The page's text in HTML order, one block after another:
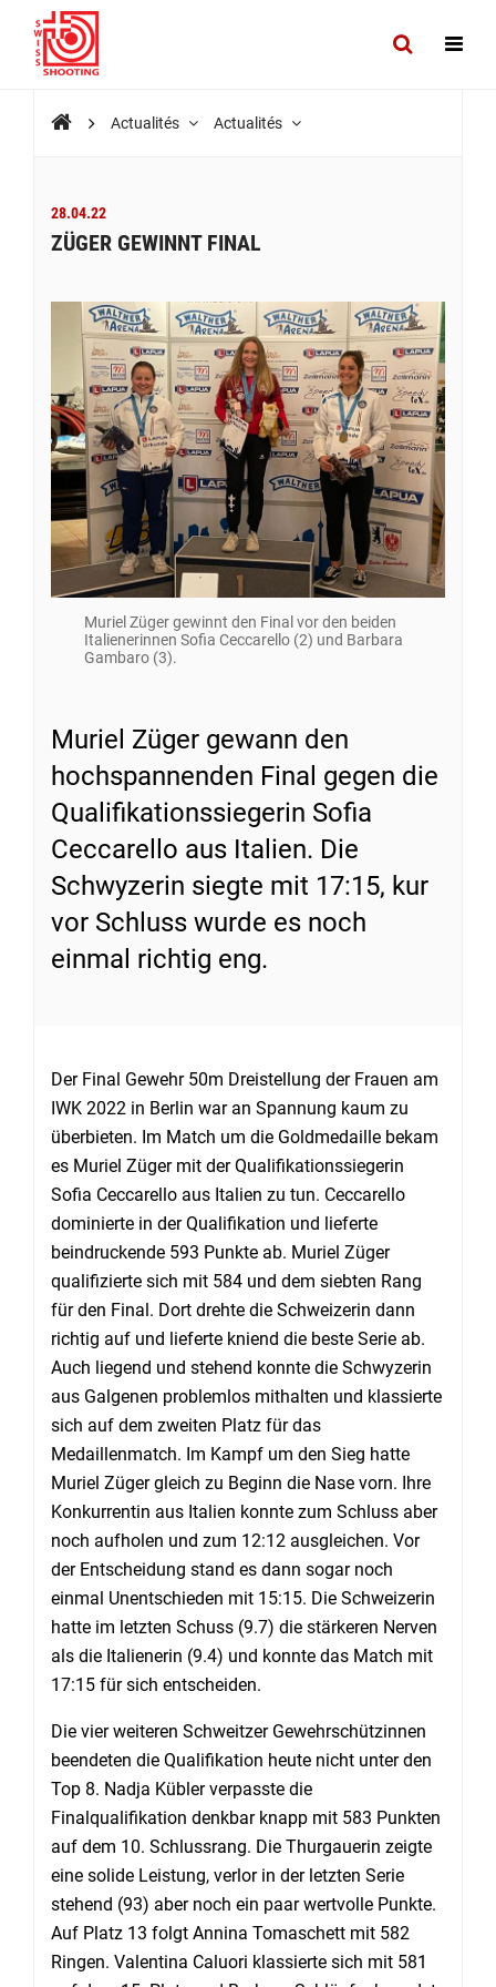
Actualités Actualités
28.04.22
ZÜGER GEWINNT FINAL
Muriel Züger gewinnt den Final vor den beiden
Italienerinnen Sofia Ceccarello (2) und Barbara
Gambaro (3).
Muriel Züger gewann den
hochspannenden Final gegen die
Qualifikationssiegerin Sofia
Ceccarello aus Italien. Die
Schwyzerin siegte mit 17:15, kur
vor Schluss wurde es noch
einmal richtig eng.
Der Final Gewehr 50m Dreistellung der Frauen am
IWK 2022 in Berlin war an Spannung kaum zu
überbieten. Im Match um die Goldmedaille bekam
es Muriel Züger mit der Qualifikationssiegerin
Sofia Ceccarello aus Italien zu tun. Ceccarello
dominierte in der Qualifikation und lieferte
beindruckende 593 Punkte ab. Muriel Züger
qualifizierte sich mit 584 und dem siebten Rang
für den Final. Dort drehte die Schweizerin dann
richtig auf und lieferte kniend die beste Serie ab.
Auch liegend und stehend konnte die Schwyzerin
aus Galgenen problemlos mithalten und klassierte
sich auf dem zweiten Platz für das
Medaillenmatch. Im Kampf um den Sieg hatte
Muriel Züger gleich zu Beginn die Nase vorn. Ihre
Konkurrentin aus Italien konnte zum Schluss aber
noch aufholen und zum 12:12 ausgleichen. Vor
der Entscheidung stand es dann sogar noch
einmal Unentschieden mit 15:15. Die Schweizerin
hatte im letzten Schuss (9.7) die stärkeren Nerven
als die Italienerin (9.4) und konnte das Match mit
17:15 für sich entscheiden.
Die vier weiteren Schweitzer Gewehrschützinnen
beendeten die Qualifikation heute nicht unter den
Top 8. Nadja Kübler verpasste die
Finalqualifikation denkbar knapp mit 583 Punkten
auf dem 10. Schlussrang. Die Thurgauerin zeigte
eine solide Leistung, verlor in der letzten Serie
stehend (93) aber noch ein paar wertvolle Punkte.
Auf Platz 13 folgt Annina Tomaschett mit 582
Ringen. Valentina Caluori klassierte sich mit 581